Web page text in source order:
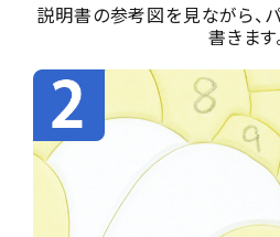
説明書の参考図を見ながら、
書きます